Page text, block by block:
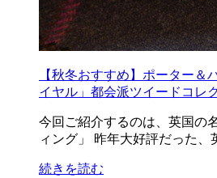
【秋冬おすすめ】ポーター＆
イヤル」都会派ツイードコレ
今回ご紹介するのは、英国の
ィング」 昨年大好評だった、
続きを読む